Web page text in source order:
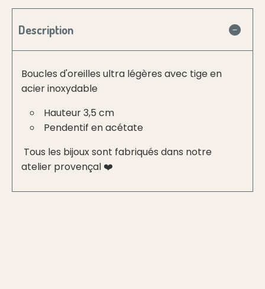
Description
Boucles d'oreilles ultra légères avec tige en
acier inoxydable
Hauteur 3,5 cm
Pendentif en acétate
Tous les bijoux sont fabriqués dans notre
atelier provençal ❤️